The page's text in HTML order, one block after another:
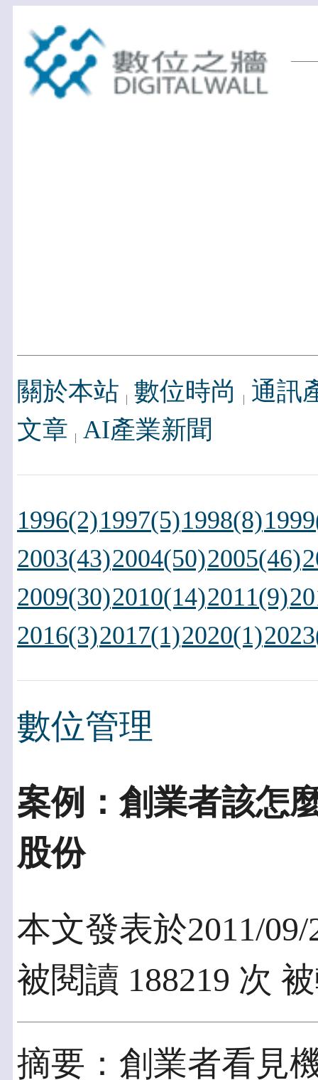
關於本站 數位時尚
通訊
文章 AI產業新聞
1996(2)1997(5)1998(8)
2003(43)2004(50)2005(46)
2009(30)2010(14)2011(9)
2016(3)2017(1)2020(1)
數位管理
案例：創業者該怎
股份
本文發表於2011/09/
被閱讀 188219 次
摘要：創業者看見